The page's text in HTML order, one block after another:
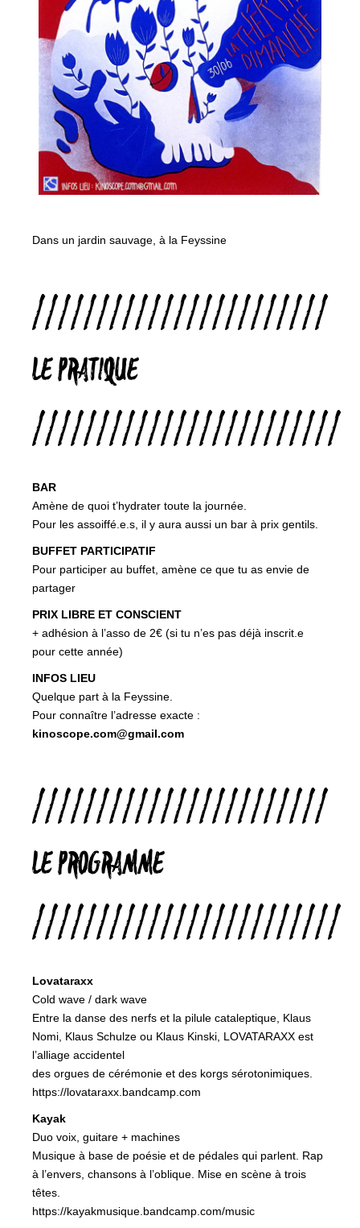
Dans un jardin sauvage, à la Feyssine
///////////////////////
LE PRATIQUE
////////////////////////
BAR
Amène de quoi t’hydrater toute la journée.
Pour les assoiffé.e.s, il y aura aussi un bar à prix gentils.
BUFFET PARTICIPATIF
Pour participer au buffet, amène ce que tu as envie de
partager
PRIX LIBRE ET CONSCIENT
+ adhésion à l’asso de 2€ (si tu n’es pas déjà inscrit.e
pour cette année)
INFOS LIEU
Quelque part à la Feyssine.
Pour connaître l’adresse exacte :
kinoscope.com@gmail.com
///////////////////////
LE PROGRAMME
////////////////////////
Lovataraxx
Cold wave / dark wave
Entre la danse des nerfs et la pilule cataleptique, Klaus
Nomi, Klaus Schulze ou Klaus Kinski, LOVATARAXX est
l’alliage accidentel
des orgues de cérémonie et des korgs sérotonimiques.
https://lovataraxx.bandcamp.com
Kayak
Duo voix, guitare + machines
Musique à base de poésie et de pédales qui parlent. Rap
à l’envers, chansons à l’oblique. Mise en scène à trois
têtes.
https://kayakmusique.bandcamp.com/music